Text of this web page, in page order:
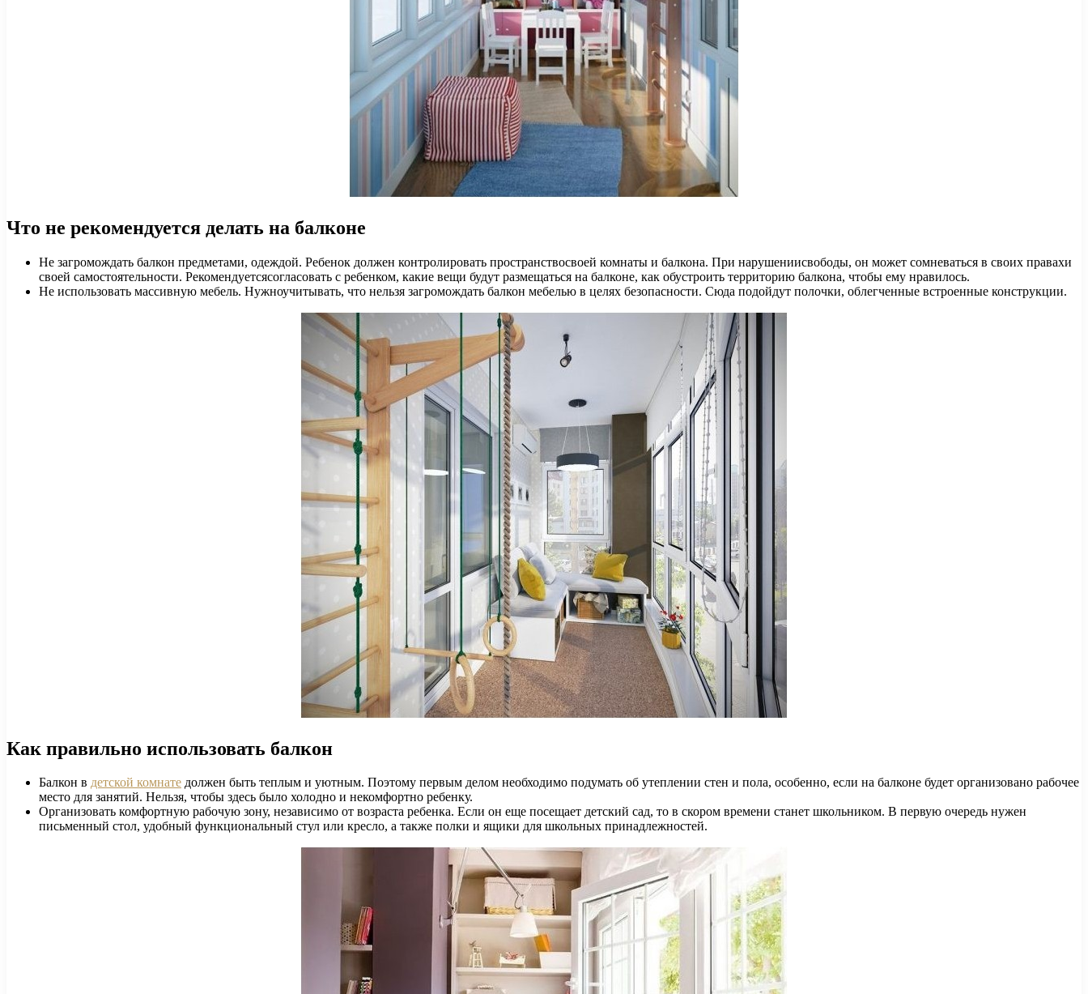
Что не рекомендуется делать на балконе
Не загромождать балкон предметами, одеждой. Ребенок должен контролировать пространствосвоей комнаты и балкона. При нарушениисвободы, он может сомневаться в своих правахи
своей самостоятельности. Рекомендуетсясогласовать с ребенком, какие вещи будут размещаться на балконе, как обустроить территорию балкона, чтобы ему нравилось.
Не использовать массивную мебель. Нужноучитывать, что нельзя загромождать балкон мебелью в целях безопасности. Сюда подойдут полочки, облегченные встроенные конструкции.
Как правильно использовать балкон
Балкон в детской комнате должен быть теплым и уютным. Поэтому первым делом необходимо подумать об утеплении стен и пола, особенно, если на балконе будет организовано рабочее
место для занятий. Нельзя, чтобы здесь было холодно и некомфортно ребенку.
Организовать комфортную рабочую зону, независимо от возраста ребенка. Если он еще посещает детский сад, то в скором времени станет школьником. В первую очередь нужен
письменный стол, удобный функциональный стул или кресло, а также полки и ящики для школьных принадлежностей.